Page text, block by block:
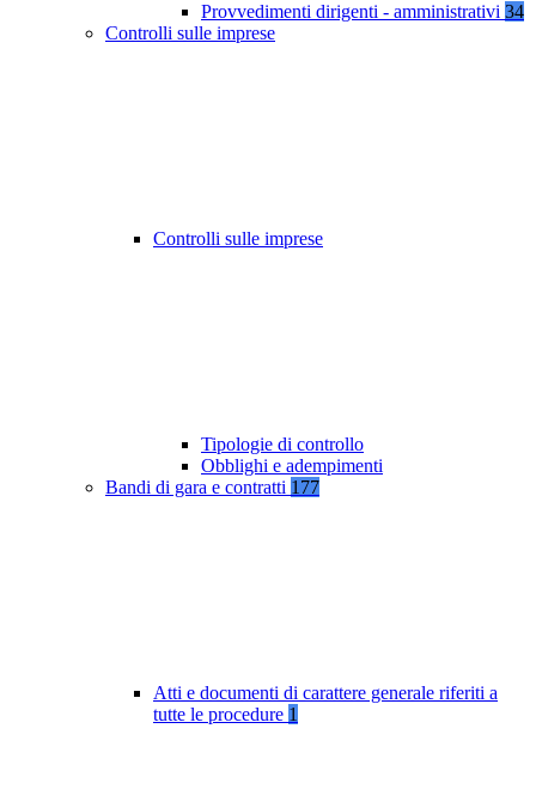
Provvedimenti dirigenti - amministrativi 34
Controlli sulle imprese
Controlli sulle imprese
Tipologie di controllo
Obblighi e adempimenti
Bandi di gara e contratti 177
Atti e documenti di carattere generale riferiti a
tutte le procedure 1